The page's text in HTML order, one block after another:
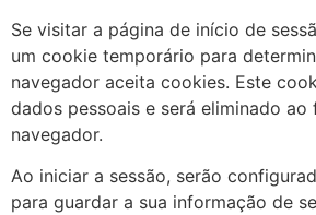
Se visitar a página de início de
um cookie temporário para
navegador aceita cookies. Este
dados pessoais e será eliminado ao
navegador.
Ao iniciar a sessão, serão
para guardar a sua informação de